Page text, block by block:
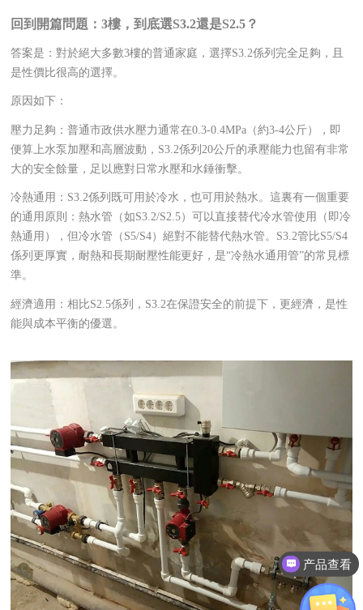
回到開篇問題：3樓，到底選S3.2還是S2.5？
答案是：對於絕大多數3樓的普通家庭，選擇S3.2係列完全足夠，且
是性價比很高的選擇。
原因如下：
壓力足夠：普通市政供水壓力通常在0.3-0.4MPa（約3-4公斤），即
便算上水泵加壓和高層波動，S3.2係列20公斤的承壓能力也留有非常
大的安全餘量，足以應對日常水壓和水錘衝擊。
冷熱通用：S3.2係列既可用於冷水，也可用於熱水。這裏有一個重要
的通用原則：熱水管（如S3.2/S2.5）可以直接替代冷水管使用（即冷
熱通用），但冷水管（S5/S4）絕對不能替代熱水管。S3.2管比S5/S4
係列更厚實，耐熱和長期耐壓性能更好，是“冷熱水通用管”的常見標
準。
經濟適用：相比S2.5係列，S3.2在保證安全的前提下，更經濟，是性
能與成本平衡的優選。
产品查看